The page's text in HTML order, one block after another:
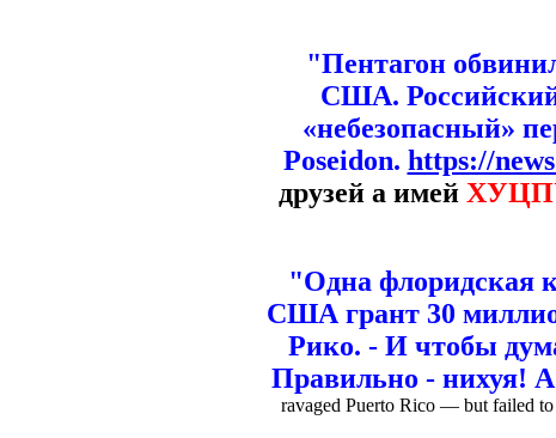
"Пентагон
США. Российский
«небезопасный»
Poseidon. https://
друзей а имей
"Одна флоридская
США грант 30
Рико. - И чтобы
Правильно - нихуя! A
ravaged Puerto Rico — but failed to